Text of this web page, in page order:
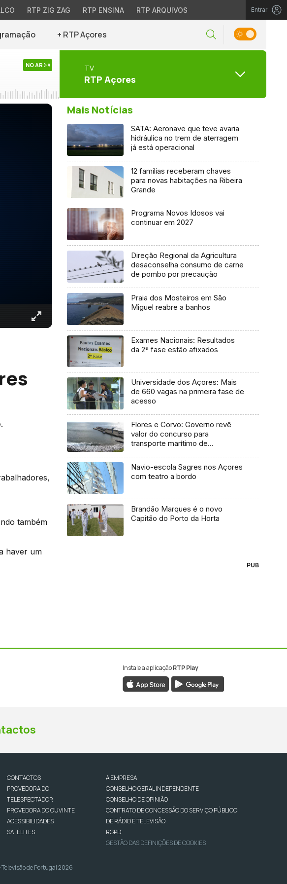
RTP ZIG ZAG RTP ENSINA RTP ARQUIVOS Entrar
+ RTP Açores
NO AR TV
RTP Açores
também
haver um
Mais Notícias
SATA: Aeronave que teve avaria
hidráulica no trem de aterragem
já está operacional
12 famílias receberam chaves
para novas habitações na Ribeira
Grande
Programa Novos Idosos vai
continuar em 2027
Direção Regional da Agricultura
desaconselha consumo de carne
de pombo por precaução
Praia dos Mosteiros em São
Miguel reabre a banhos
Exames Nacionais: Resultados
da 2ª fase estão afixados
Universidade dos Açores: Mais
de 660 vagas na primeira fase de
acesso
Flores e Corvo: Governo revê
valor do concurso para
transporte marítimo de
Navio-escola Sagres nos Açores
com teatro a bordo
Brandão Marques é o novo
Capitão do Porto da Horta
PUB
Instale a aplicaçãoRTP Play
CONTACTOS
PROVEDORA DO
TELESPECTADOR
PROVEDORA DO OUVINTE
ACESSIBILIDADES
SATÉLITES
A EMPRESA
CONSELHO GERAL INDEPENDENTE
CONSELHO DE OPINIÃO
CONTRATO DE CONCESSÃO DO SERVIÇO PÚBLICO
DE RÁDIO E TELEVISÃO
RGPD
GESTÃO DAS DEFINIÇÕES DE COOKIES
Televisão de Portugal 2026